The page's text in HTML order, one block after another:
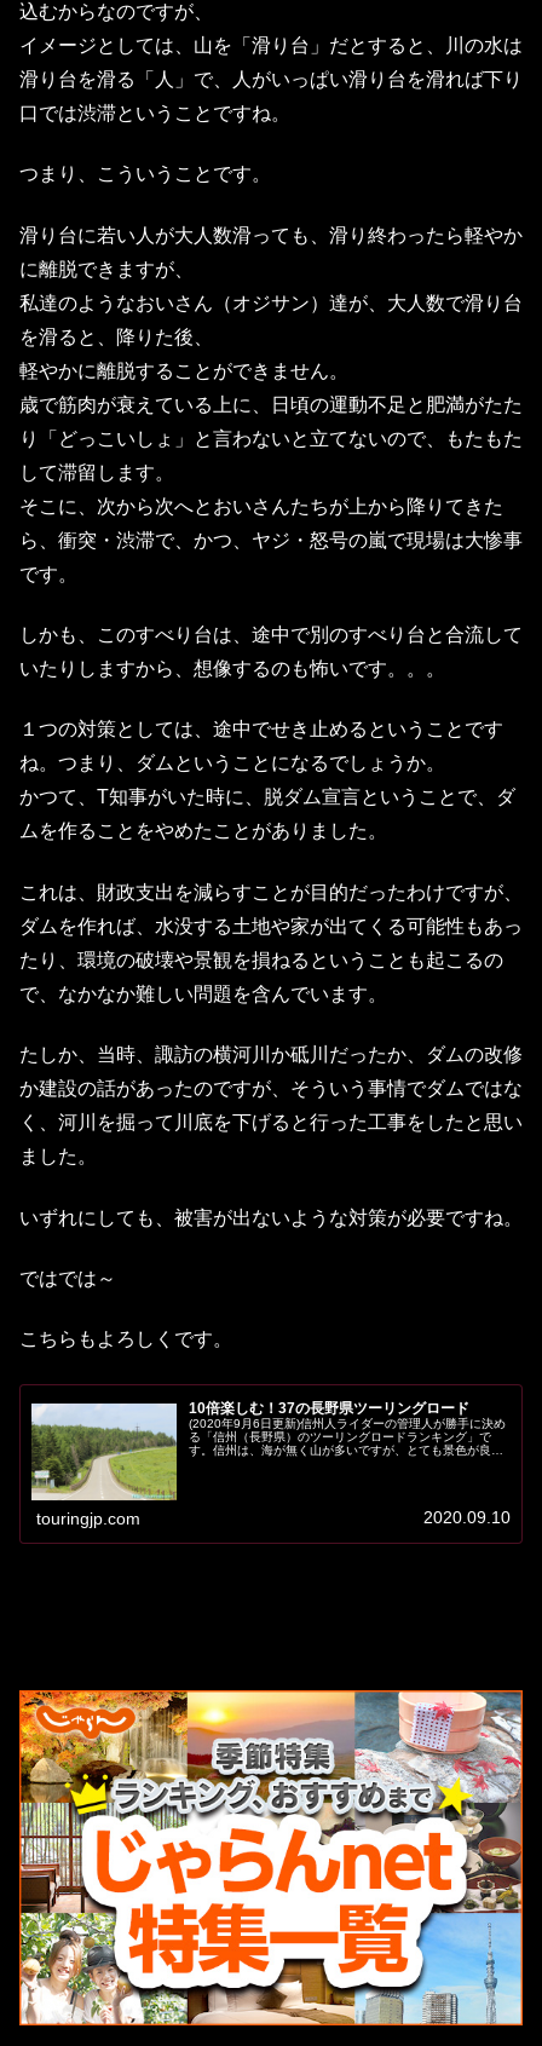
込むからなのですが、
イメージとしては、山を「滑り台」だとすると、川の水は
滑り台を滑る「人」で、人がいっぱい滑り台を滑れば下り
口では渋滞ということですね。
つまり、こういうことです。
滑り台に若い人が大人数滑っても、滑り終わったら軽やか
に離脱できますが、
私達のようなおいさん（オジサン）達が、大人数で滑り台
を滑ると、降りた後、
軽やかに離脱することができません。
歳で筋肉が衰えている上に、日頃の運動不足と肥満がたた
り「どっこいしょ」と言わないと立てないので、もたもた
して滞留します。
そこに、次から次へとおいさんたちが上から降りてきた
ら、衝突・渋滞で、かつ、ヤジ・怒号の嵐で現場は大惨事
です。
しかも、このすべり台は、途中で別のすべり台と合流して
いたりしますから、想像するのも怖いです。。。
１つの対策としては、途中でせき止めるということです
ね。つまり、ダムということになるでしょうか。
かつて、T知事がいた時に、脱ダム宣言ということで、ダ
ムを作ることをやめたことがありました。
これは、財政支出を減らすことが目的だったわけですが、
ダムを作れば、水没する土地や家が出てくる可能性もあっ
たり、環境の破壊や景観を損ねるということも起こるの
で、なかなか難しい問題を含んでいます。
たしか、当時、諏訪の横河川か砥川だったか、ダムの改修
か建設の話があったのですが、そういう事情でダムではな
く、河川を掘って川底を下げると行った工事をしたと思い
ました。
いずれにしても、被害が出ないような対策が必要ですね。
ではでは～
こちらもよろしくです。
10倍楽しむ！37の長野県ツーリングロード
(2020年9月6日更新)信州人ライダーの管理人が勝手に決め
る「信州（長野県）のツーリングロードランキング」で
す。信州は、海が無く山が多いですが、とても景色が良い
touringjp.com 2020.09.10